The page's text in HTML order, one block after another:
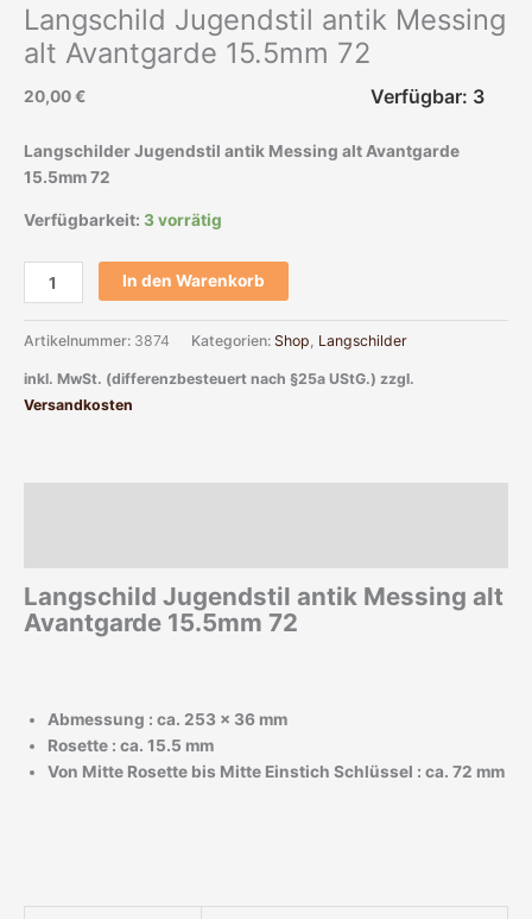
Langschild Jugendstil antik Messing
alt Avantgarde 15.5mm 72
20,00€ Verfügbar: 3
Langschilder Jugendstil antik Messing alt Avantgarde
15.5mm 72
Verfügbarkeit: 3 vorrätig
In den Warenkorb
Artikelnummer: 3874 Kategorien: Shop Langschilder
inkl. MwSt. (differenzbesteuert nach §25a UStG.) zzgl.
Versandkosten
Langschild Jugendstil antik Messing alt
Avantgarde 15.5mm 72
Abmessung : ca. 253 x 36 mm
Rosette : ca. 15.5 mm
Von Mitte Rosette bis Mitte Einstich Schlüssel : ca. 72 mm